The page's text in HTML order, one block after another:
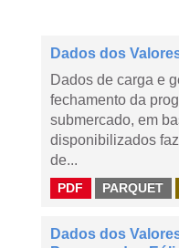
Dados dos
Dados de carga e
fechamento da
submercado, em
disponibilizados
de...
PDF PARQUET
Dados dos